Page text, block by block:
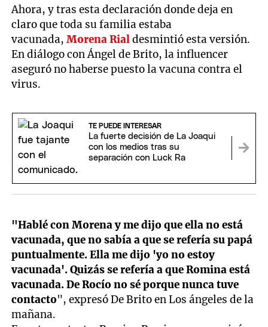
Ahora, y tras esta declaración donde deja en
claro que toda su familia estaba
vacunada,Morena Rialdesmintió esta versión.
En diálogo con Ángel de Brito, la influencer
aseguró no haberse puesto la vacuna contra el
virus.
TE PUEDE INTERESAR
La fuerte decisión de La Joaqui
con los medios tras su
separación con Luck Ra
"Hablé con Morena y me dijo que ella no está
vacunada, que no sabía a que se refería su papá
puntualmente. Ella me dijo 'yo no estoy
vacunada'. Quizás se refería a que Romina está
vacunada. De Rocío no sé porque nunca tuve
contacto", expresó De Brito en Los ángeles de la
mañana.